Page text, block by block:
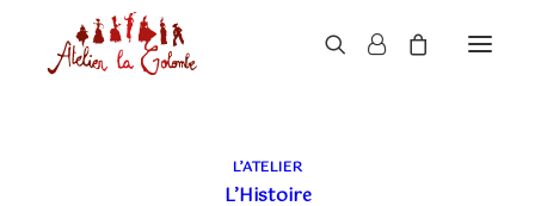
L’ATELIER
L’Histoire
LE BLOG DE L'ATELIER